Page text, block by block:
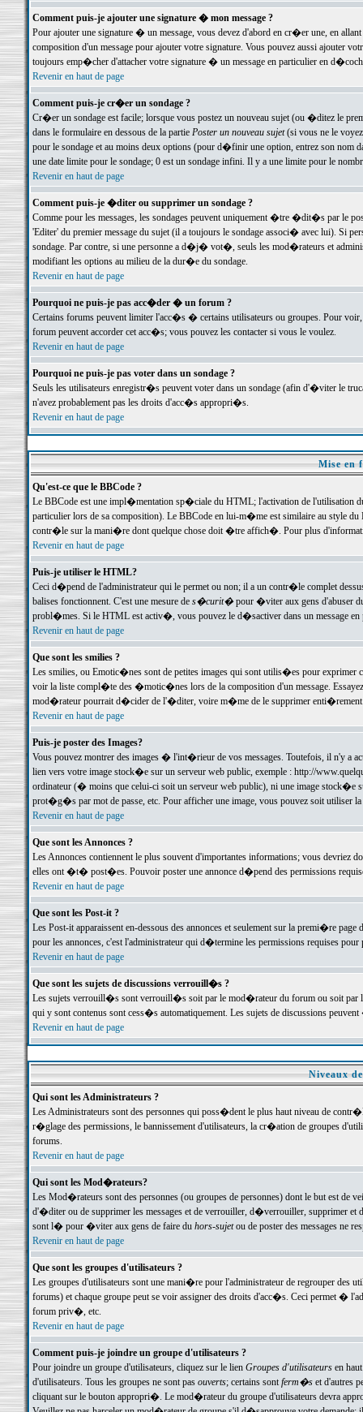
Comment puis-je ajouter une signature � mon message ?
Pour ajouter une signature � un message, vous devez d'abord en cr�er une, en
composition d'un message pour ajouter votre signature. Vous pouvez aussi ajouter
toujours emp�cher d'attacher votre signature � un message en particulier en
Revenir en haut de page
Comment puis-je cr�er un sondage ?
Cr�er un sondage est facile; lorsque vous postez un nouveau sujet (ou �ditez le
dans le formulaire en dessous de la partie Poster un nouveau sujet(si vous ne le voyez
pour le sondage et au moins deux options (pour d�finir une option, entrez son nom
une date limite pour le sondage; 0 est un sondage infini. Il y a une limite pour le
Revenir en haut de page
Comment puis-je �diter ou supprimer un sondage ?
Comme pour les messages, les sondages peuvent uniquement �tre �dit�s par le
'Editer' du premier message du sujet (il a toujours le sondage associ� avec lui). Si
sondage. Par contre, si une personne a d�j� vot�, seuls les mod�rateurs et
modifiant les options au milieu de la dur�e du sondage.
Revenir en haut de page
Pourquoi ne puis-je pas acc�der � un forum ?
Certains forums peuvent limiter l'acc�s � certains utilisateurs ou groupes. Pour
forum peuvent accorder cet acc�s; vous pouvez les contacter si vous le voulez.
Revenir en haut de page
Pourquoi ne puis-je pas voter dans un sondage ?
Seuls les utilisateurs enregistr�s peuvent voter dans un sondage (afin d'�viter le
n'avez probablement pas les droits d'acc�s appropri�s.
Revenir en haut de page
Mise en
Qu'est-ce que le BBCode ?
Le BBCode est une impl�mentation sp�ciale du HTML; l'activation de l'utilisation
particulier lors de sa composition). Le BBCode en lui-m�me est similaire au style
contr�le sur la mani�re dont quelque chose doit �tre affich�. Pour plus
Revenir en haut de page
Puis-je utiliser le HTML?
Ceci d�pend de l'administrateur qui le permet ou non; il a un contr�le complet
balises fonctionnent. C'est une mesure de s�curit�pour �viter aux gens d'abuser
probl�mes. Si le HTML est activ�, vous pouvez le d�sactiver dans un message en
Revenir en haut de page
Que sont les smilies ?
Les smilies, ou Emotic�nes sont de petites images qui sont utilis�es pour exprimer
voir la liste compl�te des �motic�nes lors de la composition d'un message.
mod�rateur pourrait d�cider de l'�diter, voire m�me de le supprimer
Revenir en haut de page
Puis-je poster des Images?
Vous pouvez montrer des images � l'int�rieur de vos messages. Toutefois, il n'y a
lien vers votre image stock�e sur un serveur web public, exemple : http://
ordinateur (� moins que celui-ci soit un serveur web public), ni une image stock�e
prot�g�s par mot de passe, etc. Pour afficher une image, vous pouvez soit
Revenir en haut de page
Que sont les Annonces ?
Les Annonces contiennent le plus souvent d'importantes informations; vous devriez
elles ont �t� post�es. Pouvoir poster une annonce d�pend des permissions
Revenir en haut de page
Que sont les Post-it ?
Les Post-it apparaissent en-dessous des annonces et seulement sur la premi�re
pour les annonces, c'est l'administrateur qui d�termine les permissions requises pour
Revenir en haut de page
Que sont les sujets de discussions verrouill�s ?
Les sujets verrouill�s sont verrouill�s soit par le mod�rateur du forum ou soit par
qui y sont contenus sont cess�s automatiquement. Les sujets de discussions
Revenir en haut de page
Niveaux
Qui sont les Administrateurs ?
Les Administrateurs sont des personnes qui poss�dent le plus haut niveau de
r�glage des permissions, le bannissement d'utilisateurs, la cr�ation de groupes
forums.
Revenir en haut de page
Qui sont les Mod�rateurs?
Les Mod�rateurs sont des personnes (ou groupes de personnes) dont le but est de
d'�diter ou de supprimer les messages et de verrouiller, d�verrouiller, supprimer
sont l� pour �viter aux gens de faire du hors-sujetou de poster des messages ne
Revenir en haut de page
Que sont les groupes d'utilisateurs ?
Les groupes d'utilisateurs sont une mani�re pour l'administrateur de regrouper des
forums) et chaque groupe peut se voir assigner des droits d'acc�s. Ceci permet
forum priv�, etc.
Revenir en haut de page
Comment puis-je joindre un groupe d'utilisateurs ?
Pour joindre un groupe d'utilisateurs, cliquez sur le lien Groupes d'utilisateursen haut
d'utilisateurs. Tous les groupes ne sont pas ouverts; certains sontferm�set d'autres
cliquant sur le bouton appropri�. Le mod�rateur du groupe d'utilisateurs devra